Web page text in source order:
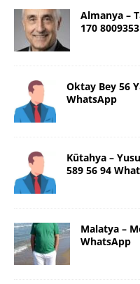
Almanya –
170
Oktay Bey 56
WhatsApp
Kütahya –
589 56 94
Malatya –
WhatsApp